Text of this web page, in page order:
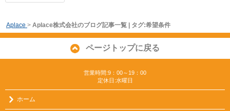
Aplace > Aplace株式会社のブログ記事一覧 | タグ:希望条件
ページトップに戻る
営業時間:9：00～19：00
定休日:水曜日
ホーム